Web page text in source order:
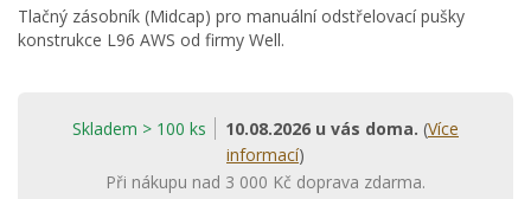
Tlačný zásobník (Midcap) pro manuální odstřelovací pušky
konstrukce L96 AWS od firmy Well.
Skladem > 100 ks 10.08.2026 u vás doma. (Více
informací)
Při nákupu nad 3 000 Kč doprava zdarma.